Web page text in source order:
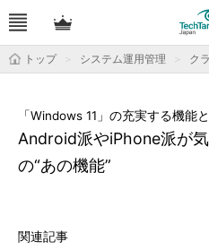
トップ システム運用管理 ク
Android派やiPhone派が
の“あの機能”
「Windows 11」の充実する機能
関連記事